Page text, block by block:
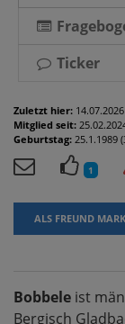
Ticker
Zuletzt hier: 14.07.2026
Mitglied seit:
Geburtstag: 25.1.1989
1
ALS FREUND
Bobbele ist
Bergisch